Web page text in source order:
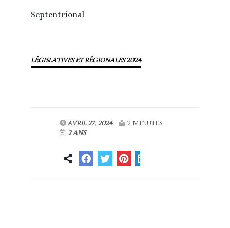
Septentrional
LÉGISLATIVES ET RÉGIONALES 2024
AVRIL 27, 2024
2 MINUTES
2 ANS